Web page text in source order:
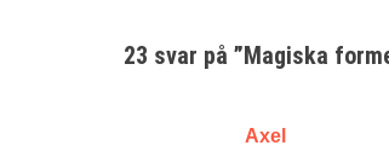
23 svar på ”Magiska
Axel